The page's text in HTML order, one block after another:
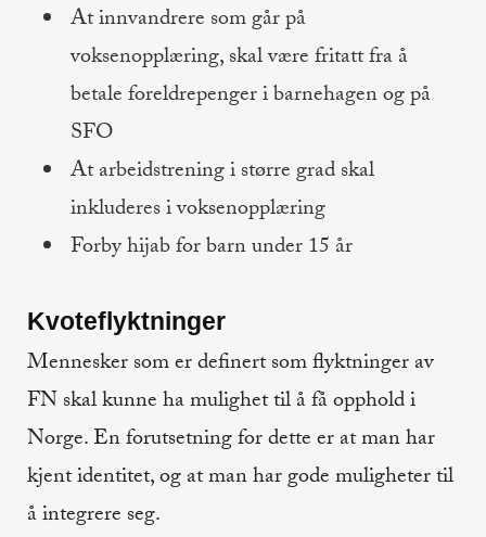
At innvandrere som går på
voksenopplæring, skal være fritatt fra å
betale foreldrepenger i barnehagen og på
SFO
At arbeidstrening i større grad skal
inkluderes i voksenopplæring
Forby hijab for barn under 15 år
Kvoteflyktninger
Mennesker som er definert som flyktninger av
FN skal kunne ha mulighet til å få opphold i
Norge. En forutsetning for dette er at man har
kjent identitet, og at man har gode muligheter til
å integrere seg.